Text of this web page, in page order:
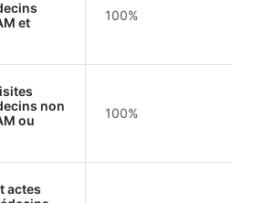
et
100%
non
ou
100%
actes